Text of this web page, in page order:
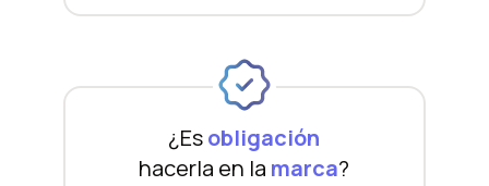
¿Esobligación
hacerla en la marca?